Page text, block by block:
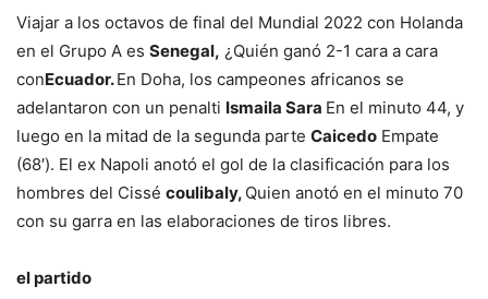
Viajar a los octavos de final del Mundial 2022 con Holanda
en el Grupo A es Senegal, ¿Quién ganó 2-1 cara a cara
conEcuador.En Doha, los campeones africanos se
adelantaron con un penalti Ismaila Sara En el minuto 44, y
luego en la mitad de la segunda parte Caicedo Empate
(68′). El ex Napoli anotó el gol de la clasificación para los
hombres del Cissé coulibaly, Quien anotó en el minuto 70
con su garra en las elaboraciones de tiros libres.
el partido